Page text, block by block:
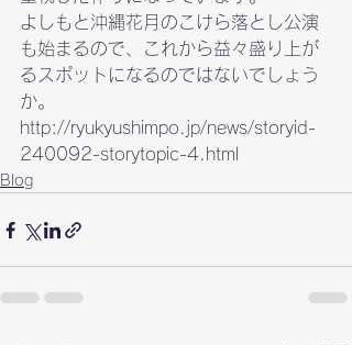
よしもと沖縄花月のこけら落とし公演
も始まるので、これから益々盛り上が
るスポットになるのではないでしょう
か。
http://ryukyushimpo.jp/news/storyid-
240092-storytopic-4.html
Blog